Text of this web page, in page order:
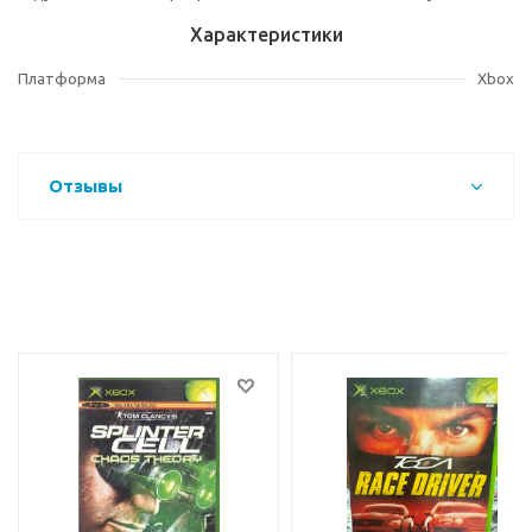
Характеристики
Платформа Xbox
Отзывы